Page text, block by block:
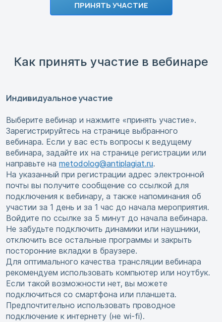
ПРИНЯТЬ УЧАСТИЕ
Как принять участие в вебинаре
Индивидуальное участие
Выберите вебинар и нажмите «принять участие».
Зарегистрируйтесь на странице выбранного
вебинара. Если у вас есть вопросы к ведущему
вебинара, задайте их на странице регистрации или
направьте на metodolog@antiplagiat.ru.
На указанный при регистрации адрес электронной
почты вы получите сообщение со ссылкой для
подключения к вебинару, а также напоминания об
участии за 1 день и за 1 час до начала мероприятия.
Войдите по ссылке за 5 минут до начала вебинара.
Не забудьте подключить динамики или наушники,
отключить все остальные программы и закрыть
посторонние вкладки в браузере.
Для оптимального качества трансляции вебинара
рекомендуем использовать компьютер или ноутбук.
Если такой возможности нет, вы можете
подключиться со смартфона или планшета.
Предпочтительно использовать проводное
подключение к интернету (не wi-fi).